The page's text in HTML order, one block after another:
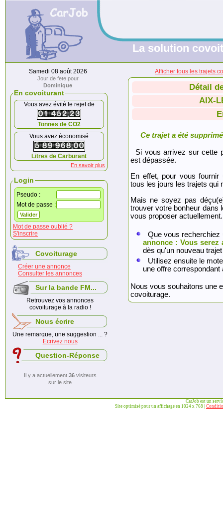
La solution
Samedi 08 août 2026
Jour de fete pour
Dominique
En covoiturant
Vous avez évité le rejet de
Tonnes de CO2
Vous avez économisé
Litres de Carburant
En savoir plus
Login
Pseudo :
Mot de passe :
Mot de passe oublié ?
S'inscrire
Covoiturage
Créer une annonce
Consulter les annonces
Sur la bande FM...
Retrouvez vos annonces
covoiturage à la radio !
Nous écrire
Une remarque, une suggestion ... ?
Ecrivez nous
Question-Réponse
Il y a actuellement 36visiteurs
sur le site
Afficher tous les trajets
Détail
AIX-
Ce trajet a été
Si vous arrivez sur cette
est dépassée.
En effet, pour vous fournir
tous les jours les trajets qui
Mais ne soyez pas
trouver votre bonheur dans
vous proposer actuellement.
Que vous
annonce : Vous serez
dès qu'un nouveau
Utilisez ensuite le
une offre
Nous vous souhaitons une
covoiturage.
CarJob est un
Site optimisé pour un affichage en 1024 x 768 |